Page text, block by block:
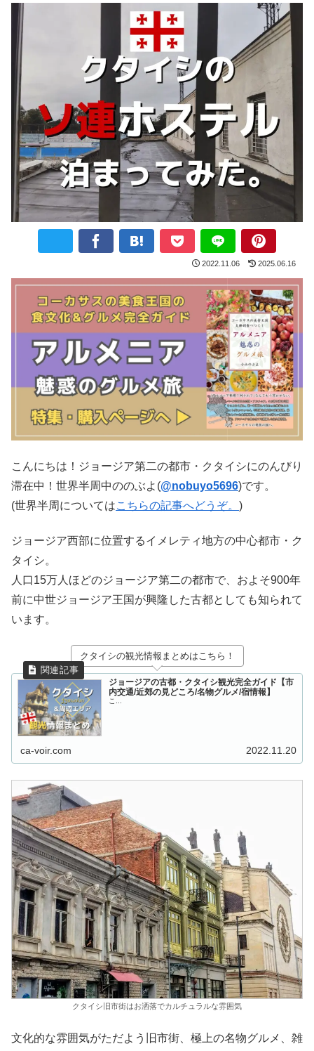
2022.11.06 2025.06.16
こんにちは！ジョージア第二の都市・クタイシにのんびり
滞在中！世界半周中ののぶよ(@nobuyo5696)です。
(世界半周についてはこちらの記事へどうぞ。 )
ジョージア西部に位置するイメレティ地方の中心都市・ク
タイシ。
人口15万人ほどのジョージア第二の都市で、およそ900年
前に中世ジョージア王国が興隆した古都としても知られて
います。
クタイシの観光情報まとめはこちら！
ジョージアの古都・クタイシ観光完全ガイド【市
内交通/近郊の見どころ/名物グルメ/宿情報】
こ...
ca-voir.com 2022.11.20
クタイシ旧市街はお洒落でカルチュラルな雰囲気
文化的な雰囲気がただよう旧市街、極上の名物グルメ、雑